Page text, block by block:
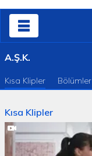
A.Ş.K.
Kısa Klipler Bölümler
Kısa Klipler